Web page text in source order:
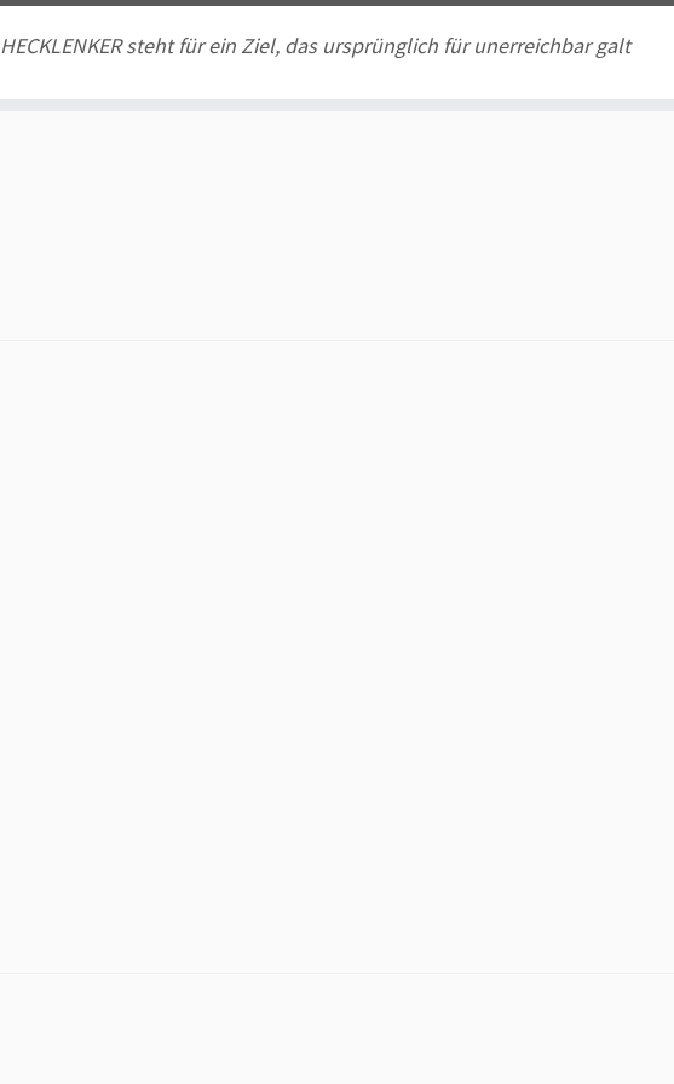
HECKLENKER steht für ein Ziel, das ursprünglich für unerreichbar galt